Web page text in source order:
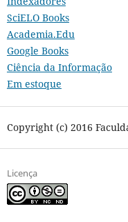
SciELO Books
Academia.Edu
Google Books
Ciência da Informação
Em estoque
Copyright (c) 2016
Licença